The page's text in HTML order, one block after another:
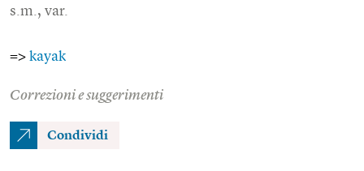
s.m., var.
=> kayak
Correzioni e suggerimenti
Condividi